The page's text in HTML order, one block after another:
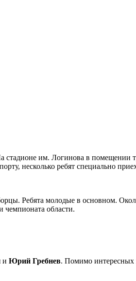
стадионе им. Логинова в помещении
несколько ребят специально
Ребята молодые в основном.
чемпионата области.
и Юрий Гребнев. Помимо интересных